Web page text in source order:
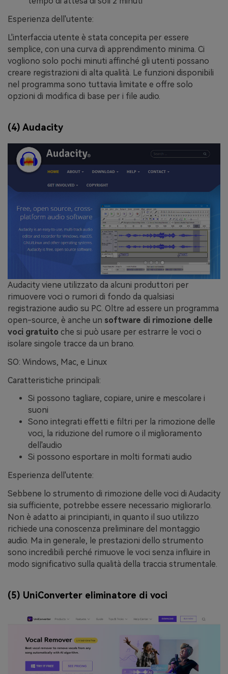
Esperienza dell'utente:
L'interfaccia utente è stata concepita per essere
semplice, con una curva di apprendimento minima. Ci
vogliono solo pochi minuti affinché gli utenti possano
creare registrazioni di alta qualità. Le funzioni disponibili
nel programma sono tuttavia limitate e offre solo
opzioni di modifica di base per i file audio.
(4) Audacity
Audacity viene utilizzato da alcuni produttori per
rimuovere voci o rumori di fondo da qualsiasi
registrazione audio su PC. Oltre ad essere un programma
open-source, è anche un software di rimozione delle
voci gratuito che si può usare per estrarre le voci o
isolare singole tracce da un brano.
SO: Windows, Mac, e Linux
Caratteristiche principali:
Si possono tagliare, copiare, unire e mescolare i
suoni
Sono integrati effetti e filtri per la rimozione delle
voci, la riduzione del rumore o il miglioramento
dell'audio
Si possono esportare in molti formati audio
Esperienza dell'utente:
Sebbene lo strumento di rimozione delle voci di Audacity
sia sufficiente, potrebbe essere necessario migliorarlo.
Non è adatto ai principianti, in quanto il suo utilizzo
richiede una conoscenza preliminare del montaggio
audio. Ma in generale, le prestazioni dello strumento
sono incredibili perché rimuove le voci senza influire in
modo significativo sulla qualità della traccia strumentale.
(5) UniConverter eliminatore di voci